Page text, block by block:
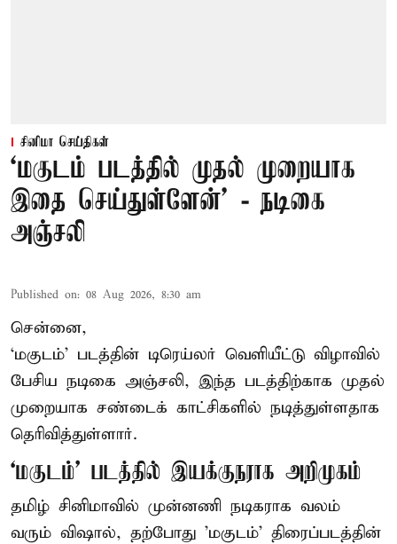
சினிமா செய்திகள்
‘மகுடம் படத்தில் முதல் முறையாக
இதை செய்துள்ளேன்’ - நடிகை
அஞ்சலி
Published on: 08 Aug 2026, 8:30 am
சென்னை,
‘மகுடம்’ படத்தின் டிரெய்லர் வெளியீட்டு விழாவில்
பேசிய நடிகை அஞ்சலி, இந்த படத்திற்காக முதல்
முறையாக சண்டைக் காட்சிகளில் நடித்துள்ளதாக
தெரிவித்துள்ளார்.
‘மகுடம்’ படத்தில் இயக்குநராக அறிமுகம்
தமிழ் சினிமாவில் முன்னணி நடிகராக வலம்
வரும் விஷால், தற்போது 'மகுடம்' திரைப்படத்தின்